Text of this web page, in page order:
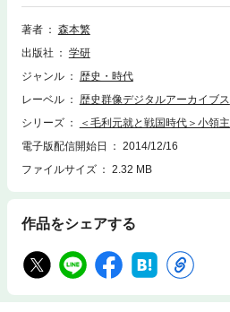
著者
森本繁
出版社
学研
ジャンル
歴史・時代
レーベル
歴史群像デジタルアーカイブス
シリーズ
＜毛利元就と戦国時代＞小領
電子版配信開始日
2014/12/16
ファイルサイズ
2.32 MB
作品をシェアする